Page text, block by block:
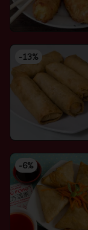
-13%
-6%